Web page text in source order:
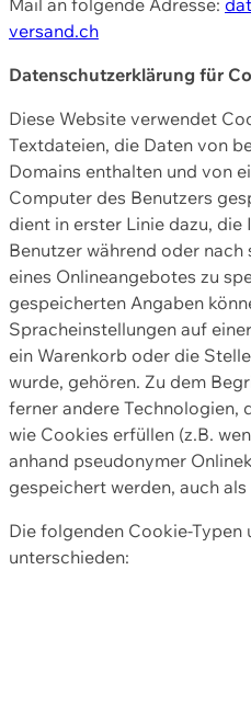
versand.ch
Datenschutzerklärung für
Diese Website verwendet
Textdateien, die Daten von
Domains enthalten und von
Computer des Benutzers
dient in erster Linie dazu,
Benutzer während oder nach
eines Onlineangebotes zu
gespeicherten Angaben
Spracheinstellungen auf
ein Warenkorb oder die
wurde, gehören. Zu dem
ferner andere Technologien,
wie Cookies erfüllen (z.B.
anhand pseudonymer
gespeichert werden, auch
Die folgenden Cookie-Typen
unterschieden: